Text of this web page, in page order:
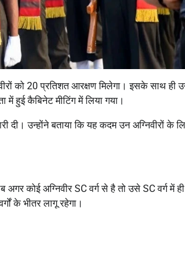
को 20 प्रतिशत आरक्षण मिलेगा। इसके साथ ही
में हुई कैबिनेट मीटिंग में लिया गया।
दी। उन्होंने बताया कि यह कदम उन अग्निवीरों के
कोई अग्निवीर SC वर्ग से है तो उसे SC वर्ग में
के भीतर लागू रहेगा।